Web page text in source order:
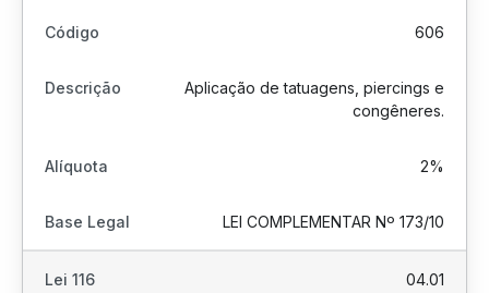
606
Aplicação de tatuagens, piercings e
congêneres.
2%
LEI COMPLEMENTAR Nº 173/10
04.01